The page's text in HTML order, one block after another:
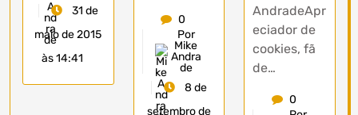
31 de
maio de 2015
às 14:41
0
Por
Mike
Andra
de
8 de
setembro de
AndradeApr
eciador de
cookies, fã
de…
0